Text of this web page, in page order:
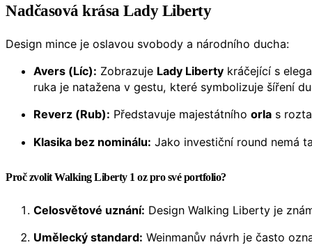
Nadčasová krása Lady Liberty
Design mince je oslavou svobody a národního ducha:
Avers (Líc): Zobrazuje Lady Liberty kráčející s
ruka je natažena v gestu, které symbolizuje šíření
Reverz (Rub): Představuje majestátního orla s
Klasika bez nominálu: Jako investiční round nemá
Proč zvolit Walking Liberty 1 oz pro své portfolio?
Celosvětové uznání: Design Walking Liberty je
Umělecký standard: Weinmanův návrh je často